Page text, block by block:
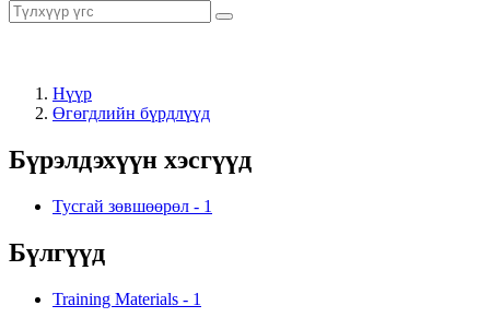
Нүүр
Өгөгдлийн бүрдлүүд
Бүрэлдэхүүн хэсгүүд
Тусгай зөвшөөрөл - 1
Бүлгүүд
Training Materials - 1